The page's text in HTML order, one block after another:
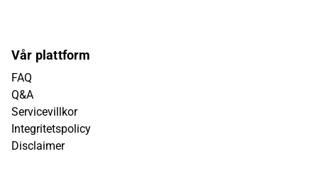
Vår plattform
FAQ
Q&A
Servicevillkor
Integritetspolicy
Disclaimer